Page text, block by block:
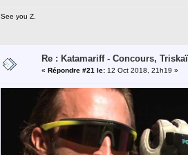
See you Z.
Re : Katamariff - Concours,
« Répondre #21 le: 12 Oct 2018, 21h19 »